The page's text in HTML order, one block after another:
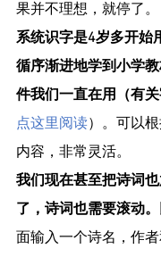
果并不理想，就停了。
系统识字是4岁多开始
循序渐进地学到小学
件我们一直在用（有
点这里阅读）。可以
内容，非常灵活。
我们现在甚至把诗词
了，诗词也需要滚动。
面输入一个诗名，作